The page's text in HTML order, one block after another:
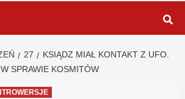
27
KSIĄDZ MIAŁ KONTAKT Z UFO.
SPRAWIE KOSMITÓW